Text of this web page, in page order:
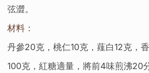
弦澀。
材料：
丹參20克，桃仁10克，薤白12克，
100克，紅糖適量，將前4味煎沸20